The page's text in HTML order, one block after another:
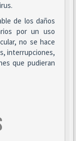
de los daños
por un uso
no se hace
interrupciones,
que pudieran